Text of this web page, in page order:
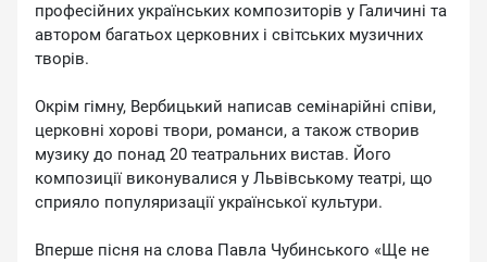
професійних українських композиторів у Галичині та
автором багатьох церковних і світських музичних
творів.
Окрім гімну, Вербицький написав семінарійні співи,
церковні хорові твори, романси, а також створив
музику до понад 20 театральних вистав. Його
композиції виконувалися у Львівському театрі, що
сприяло популяризації української культури.
Вперше пісня на слова Павла Чубинського «Ще не